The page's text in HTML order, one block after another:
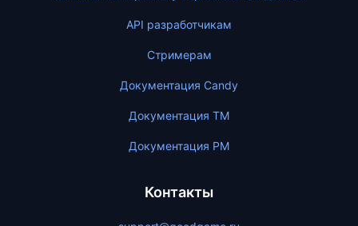
API разработчикам
Стримерам
Документация Candy
Документация ТМ
Документация PM
Контакты